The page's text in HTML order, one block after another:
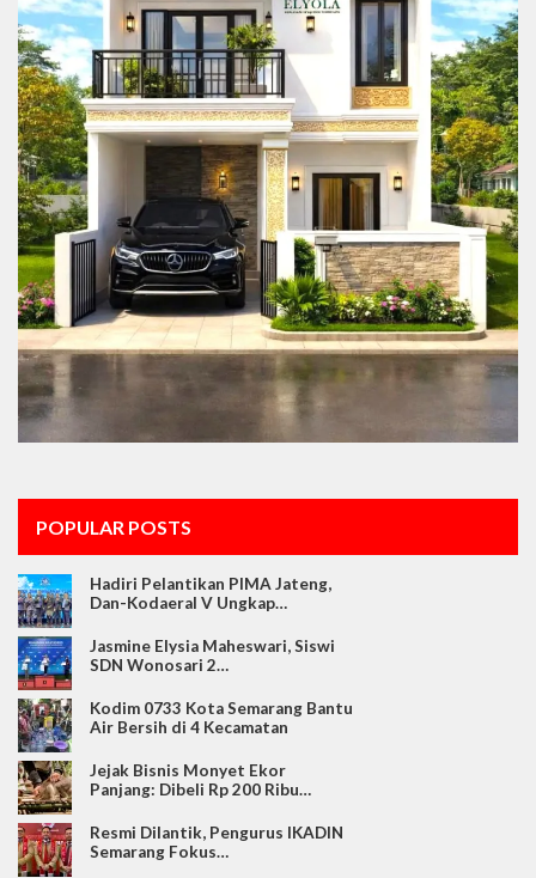
POPULAR POSTS
Hadiri Pelantikan PIMA Jateng,
Dan-Kodaeral V Ungkap…
Jasmine Elysia Maheswari, Siswi
SDN Wonosari 2…
Kodim 0733 Kota Semarang Bantu
Air Bersih di 4 Kecamatan
Jejak Bisnis Monyet Ekor
Panjang: Dibeli Rp 200 Ribu…
Resmi Dilantik, Pengurus IKADIN
Semarang Fokus…